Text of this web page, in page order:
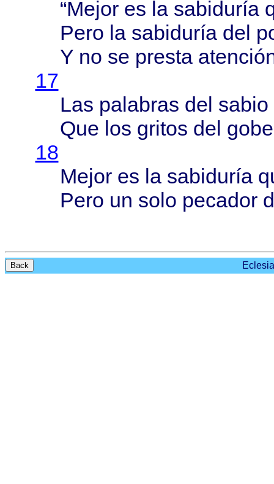
“Mejores la sabiduría
Pero la sabiduríadel
Y no se presta
17
Las palabras del sabio
Que los gritos del
18
Mejores la sabiduría
Pero un solo pecador
Back